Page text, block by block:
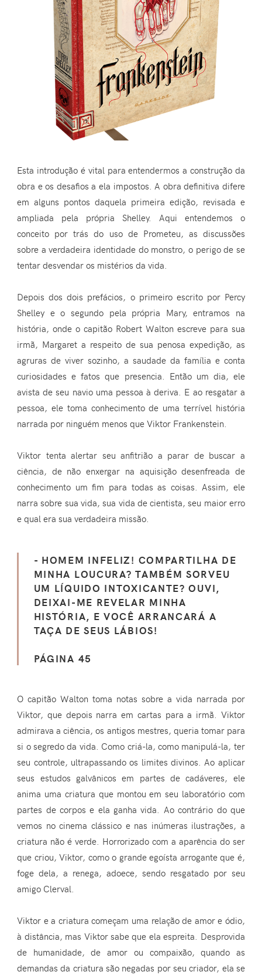
Esta introdução é vital para entendermos a construção da
obra e os desafios a ela impostos. A obra definitiva difere
em alguns pontos daquela primeira edição, revisada e
ampliada pela própria Shelley. Aqui entendemos o
conceito por trás do uso de Prometeu, as discussões
sobre a verdadeira identidade do monstro, o perigo de se
tentar desvendar os mistérios da vida.
Depois dos dois prefácios, o primeiro escrito por Percy
Shelley e o segundo pela própria Mary, entramos na
história, onde o capitão Robert Walton escreve para sua
irmã, Margaret a respeito de sua penosa expedição, as
agruras de viver sozinho, a saudade da família e conta
curiosidades e fatos que presencia. Então um dia, ele
avista de seu navio uma pessoa à deriva. E ao resgatar a
pessoa, ele toma conhecimento de uma terrível história
narrada por ninguém menos que Viktor Frankenstein.
Viktor tenta alertar seu anfitrião a parar de buscar a
ciência, de não enxergar na aquisição desenfreada de
conhecimento um fim para todas as coisas. Assim, ele
narra sobre sua vida, sua vida de cientista, seu maior erro
e qual era sua verdadeira missão.
- HOMEM INFELIZ! COMPARTILHA DE
MINHA LOUCURA? TAMBÉM SORVEU
UM LÍQUIDO INTOXICANTE? OUVI,
DEIXAI-ME REVELAR MINHA
HISTÓRIA, E VOCÊ ARRANCARÁ A
TAÇA DE SEUS LÁBIOS!
PÁGINA 45
O capitão Walton toma notas sobre a vida narrada por
Viktor, que depois narra em cartas para a irmã. Viktor
admirava a ciência, os antigos mestres, queria tomar para
si o segredo da vida. Como criá-la, como manipulá-la, ter
seu controle, ultrapassando os limites divinos. Ao aplicar
seus estudos galvânicos em partes de cadáveres, ele
anima uma criatura que montou em seu laboratório com
partes de corpos e ela ganha vida. Ao contrário do que
vemos no cinema clássico e nas inúmeras ilustrações, a
criatura não é verde. Horrorizado com a aparência do ser
que criou, Viktor, como o grande egoísta arrogante que é,
foge dela, a renega, adoece, sendo resgatado por seu
amigo Clerval.
Viktor e a criatura começam uma relação de amor e ódio,
à distância, mas Viktor sabe que ela espreita. Desprovida
de humanidade, de amor ou compaixão, quando as
demandas da criatura são negadas por seu criador, ela se